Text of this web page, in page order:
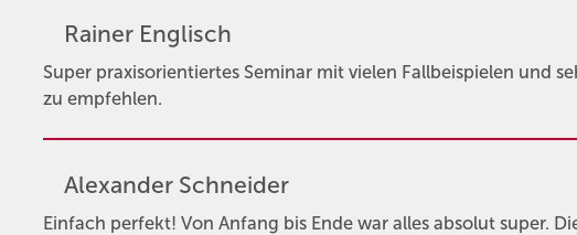
Rainer Englisch
Super praxisorientiertes Seminar mit vielen Fallbeispielen und
zu empfehlen.
Alexander Schneider
Einfach perfekt! Von Anfang bis Ende war alles absolut super.